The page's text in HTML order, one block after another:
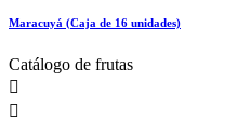
Maracuyá (Caja de 16 unidades)
Catálogo de frutas

